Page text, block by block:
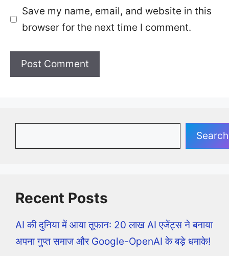
Save my name, email, and website in this
browser for the next time I comment.
Search
Recent Posts
AI की दुनिया में आया तूफान: 20 लाख AI एजेंट्स ने बनाया
अपना गुप्त समाज और Google-OpenAI के बड़े धमाके!